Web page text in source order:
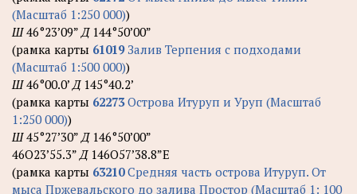
(Масштаб 1:250 000))
Ш46°23’09”Д144°50’00”
(рамка карты 61019Залив Терпения с подходами
(Масштаб 1:500 000))
Ш46°00.0’Д145°40.2’
(рамка карты 62273Острова Итуруп и Уруп (Масштаб
1:250 000))
Ш45°27’30”Д146°50’00”
46О23’55.3”Д146О57’38.8”Е
(рамка карты 63210Средняя часть острова Итуруп. От
мыса Пржевальского до залива Простор (Масштаб 1: 100